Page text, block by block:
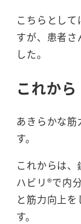
こちらとし
すが、患者さ
した。
これから
あきらかな
す。
これからは
ハビリ®で内
と筋力向上
す。